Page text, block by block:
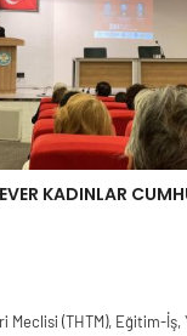
KADINLAR
Meclisi (THTM), Eğitim-İş,